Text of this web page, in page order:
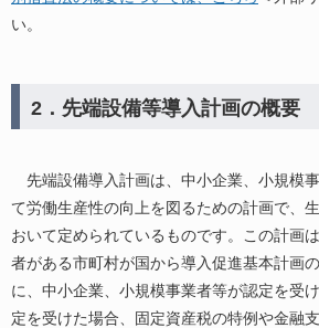
い。
2．先端設備等導入計画の概要
先端設備導入計画は、中小企業、小規模
て労働生産性の向上を図るための計画で、
おいて定められているものです。この計画
者がある市町村が国から導入促進基本計画
に、中小企業、小規模事業者等が認定を受
定を受けた場合、固定資産税の特例や金融